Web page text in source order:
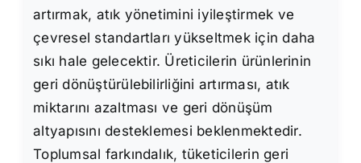
artırmak, atık yönetimini iyileştirmek ve
çevresel standartları yükseltmek için daha
sıkı hale gelecektir. Üreticilerin ürünlerinin
geri dönüştürülebilirliğini artırması, atık
miktarını azaltması ve geri dönüşüm
altyapısını desteklemesi beklenmektedir.
Toplumsal farkındalık, tüketicilerin geri